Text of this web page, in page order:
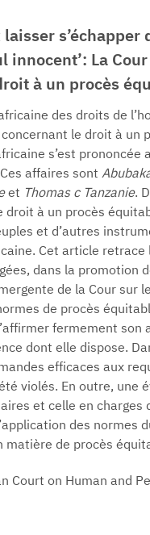
s’échapper
innocent’: La
à un procès
africaine des droits de
le droit à un
s’est
affaires sont
et Thomas c Tanzanie.
droit à un procès
et d’autres
Cet article retrace
dans la promotion
de la Cour sur
de procès
fermement
dont elle dispose.
efficaces aux
violés. En outre, une
et celle en charges
des normes
matière de procès
Court on Human and